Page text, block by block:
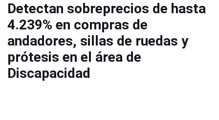
Detectan sobreprecios de hasta
4.239% en compras de
andadores, sillas de ruedas y
prótesis en el área de
Discapacidad